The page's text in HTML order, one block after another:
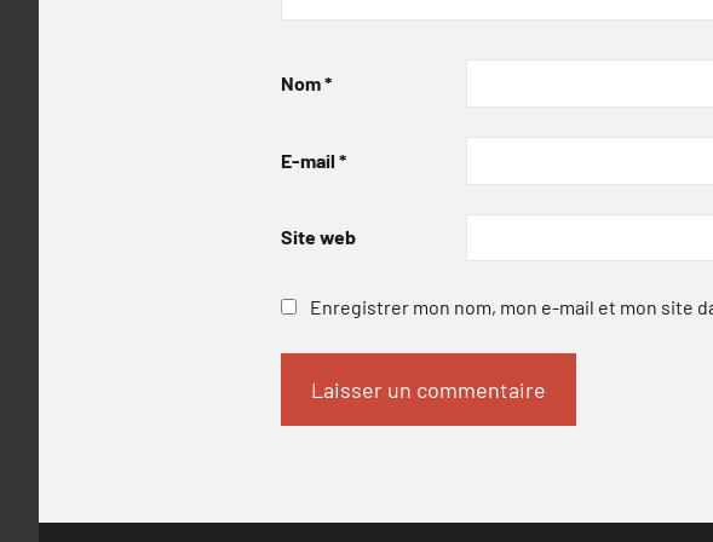
Nom*
E-mail *
Site web
Enregistrer mon nom, mon e-mail et mon site